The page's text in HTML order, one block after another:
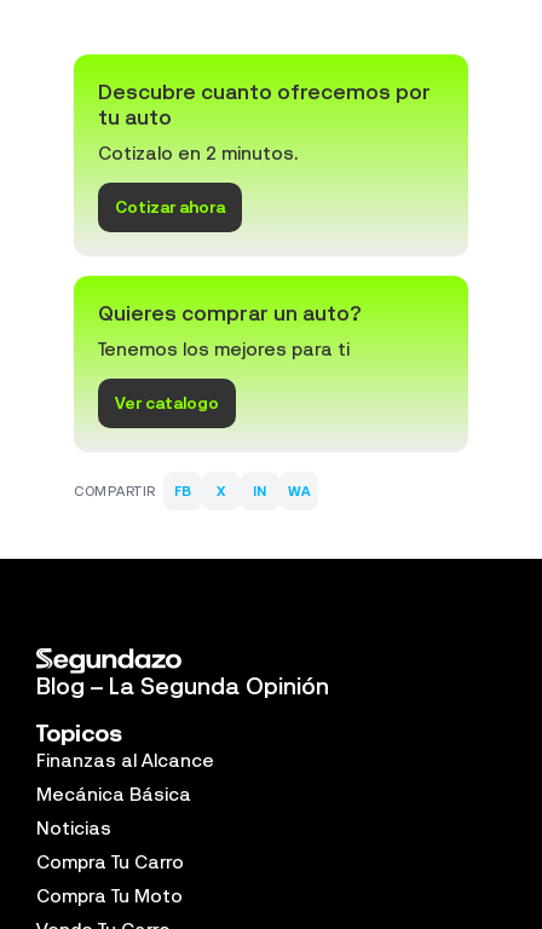
Descubre cuanto ofrecemos por
tu auto
Cotizalo en 2 minutos.
Cotizar ahora
Quieres comprar un auto?
Tenemos los mejores para ti
Ver catalogo
COMPARTIR FB X IN WA
Blog – La Segunda Opinión
Topicos
Finanzas al Alcance
Mecánica Básica
Noticias
Compra Tu Carro
Compra Tu Moto